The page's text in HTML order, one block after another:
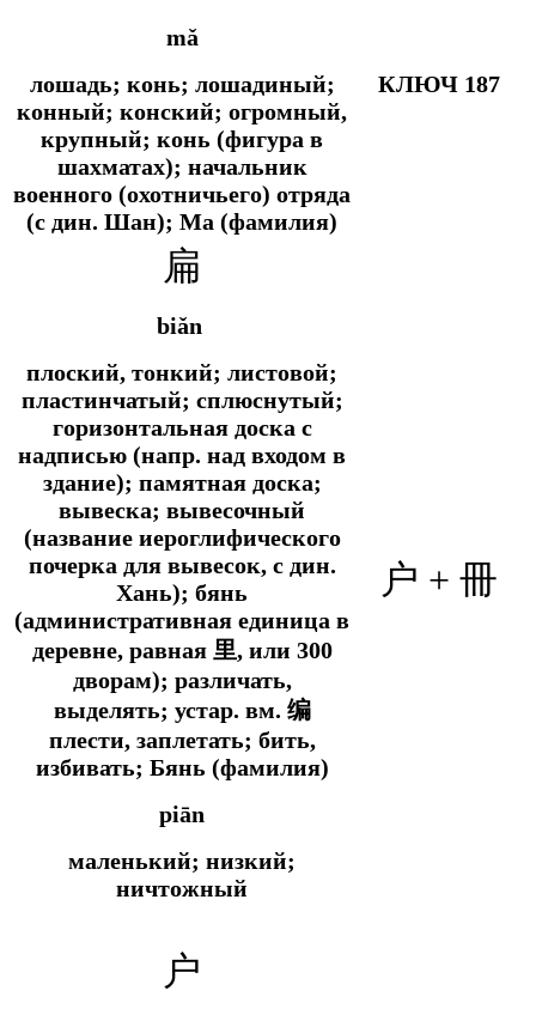
mǎ
лошадь; конь; лошадиный;
конный; конский; огромный,
крупный; конь (фигура в
шахматах); начальник
военного (охотничьего) отряда
(с дин. Шан); Ма (фамилия)
КЛЮЧ 187
扁
biǎn
плоский, тонкий; листовой;
пластинчатый; сплюснутый;
горизонтальная доска с
надписью (напр. над входом в
здание); памятная доска;
вывеска; вывесочный
(название иероглифического
почерка для вывесок, с дин.
Хань); бянь
(административная единица в
деревне, равная 里, или 300
дворам); различать,
выделять; устар. вм. 编
плести, заплетать; бить,
избивать; Бянь (фамилия)
piān
маленький; низкий;
ничтожный
户 + 冊
户